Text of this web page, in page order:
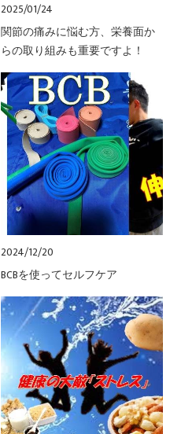
2025/01/24
関節の痛みに悩む方、栄養面か
らの取り組みも重要ですよ！
2024/12/20
BCBを使ってセルフケア